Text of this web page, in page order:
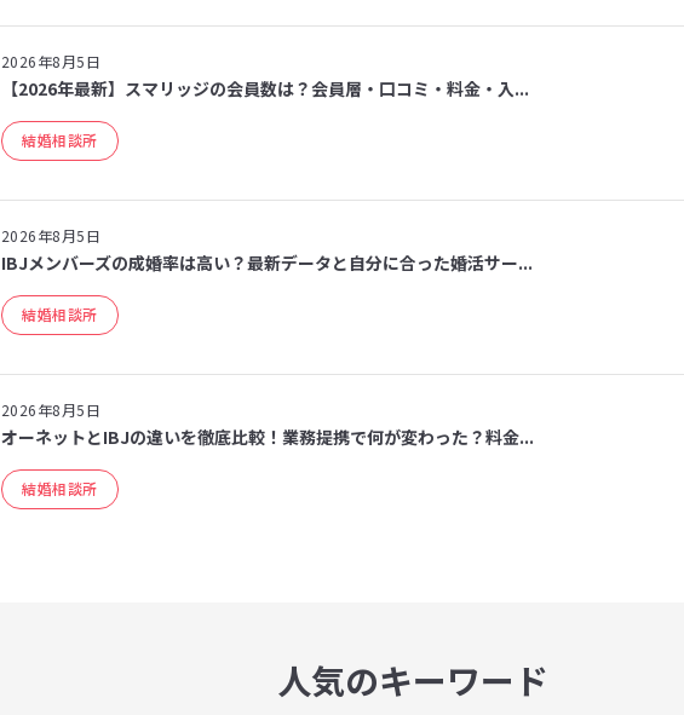
2026年8月5日
【2026年最新】スマリッジの会員数は？会員層・口コミ・料金・入...
結婚相談所
2026年8月5日
IBJメンバーズの成婚率は高い？最新データと自分に合った婚活サー...
結婚相談所
2026年8月5日
オーネットとIBJの違いを徹底比較！業務提携で何が変わった？料金...
結婚相談所
人気のキーワード